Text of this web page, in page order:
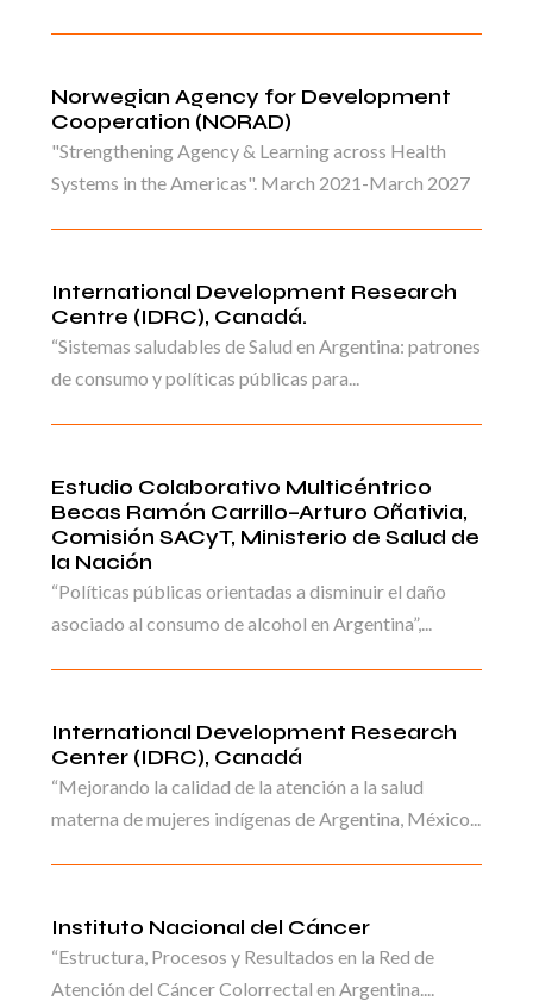
Norwegian Agency for Development
Cooperation (NORAD)
"Strengthening Agency & Learning across Health
Systems in the Americas". March 2021-March 2027
International Development Research
Centre (IDRC), Canadá.
“Sistemas saludables de Salud en Argentina: patrones
de consumo y políticas públicas para...
Estudio Colaborativo Multicéntrico
Becas Ramón Carrillo–Arturo Oñativia,
Comisión SACyT, Ministerio de Salud de
la Nación
“Políticas públicas orientadas a disminuir el daño
asociado al consumo de alcohol en Argentina”,...
International Development Research
Center (IDRC), Canadá
“Mejorando la calidad de la atención a la salud
materna de mujeres indígenas de Argentina, México...
Instituto Nacional del Cáncer
“Estructura, Procesos y Resultados en la Red de
Atención del Cáncer Colorrectal en Argentina....